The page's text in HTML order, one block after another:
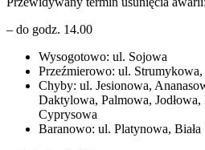
– do godz. 14.00
Wysogotowo: ul. Sojowa
Przeźmierowo: ul.
Chyby: ul. Jesionowa,
Daktylowa, Palmowa,
Cyprysowa
Baranowo: ul. Platynowa, Biała